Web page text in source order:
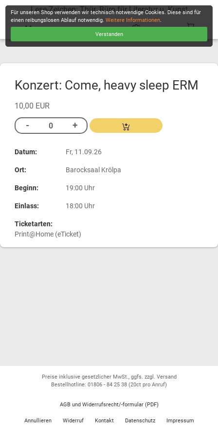
Lese-Zeichen: Thür. Büro für Literatur u. Kunst
Konzert: Come, heavy sleep ERM
10,00 EUR
Datum: Fr, 11.09.26
Ort: Barocksaal Krölpa
Beginn: 19:00 Uhr
Einlass: 18:00 Uhr
Ticketarten:
Print@Home (eTicket)
Für unseren Shop verwenden wir technisch notwendige Cookies. Diese sind für
einen reibungslosen Ablauf notwendig.Weitere Informationen.
Verstanden
Preise inklusive gesetzlicher MwSt., ggfs. zzgl. Versand
Bestellhotline: 01806 - 84 25 38 (20ct pro Anruf)
AGB und Widerrufsrecht/-formular (PDF)
Annullieren Widerruf Kontakt Datenschutz Impressum